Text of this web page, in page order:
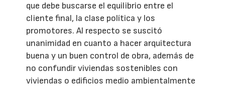
que debe buscarse el equilibrio entre el
cliente final, la clase política y los
promotores. Al respecto se suscitó
unanimidad en cuanto a hacer arquitectura
buena y un buen control de obra, además de
no confundir viviendas sostenibles con
viviendas o edificios medio ambientalmente